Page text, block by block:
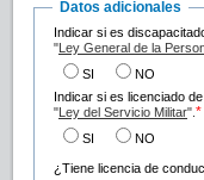
Datos adicionales
Indicar si es
"Ley General de la
SI
NO
Indicar si es licenciado
"Ley del Servicio Militar". *
SI NO
¿Tiene licencia de